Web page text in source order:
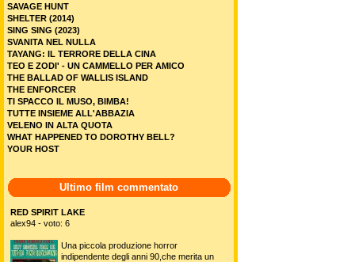
SAVAGE HUNT
SHELTER (2014)
SING SING (2023)
SVANITA NEL NULLA
TAYANG: IL TERRORE DELLA CINA
TEO E ZODI' - UN CAMMELLO PER AMICO
THE BALLAD OF WALLIS ISLAND
THE ENFORCER
TI SPACCO IL MUSO, BIMBA!
TUTTE INSIEME ALL'ABBAZIA
VELENO IN ALTA QUOTA
WHAT HAPPENED TO DOROTHY BELL?
YOUR HOST
Ultimo film commentato
RED SPIRIT LAKE
alex94 - voto: 6
Una piccola produzione horror
indipendente degli anni 90,che merita un